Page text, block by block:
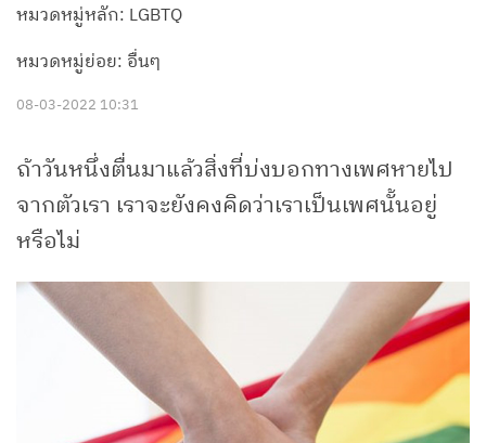
หมวดหมู่หลัก: LGBTQ
หมวดหมู่ย่อย: อื่นๆ
08-03-2022 10:31
ถ้าวันหนึ่งตื่นมาแล้วสิ่งที่บ่งบอกทางเพศหายไป
จากตัวเรา เราจะยังคงคิดว่าเราเป็นเพศนั้นอยู่
หรือไม่